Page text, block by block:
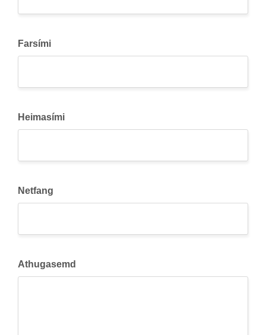
Farsími
Heimasími
Netfang
Athugasemd